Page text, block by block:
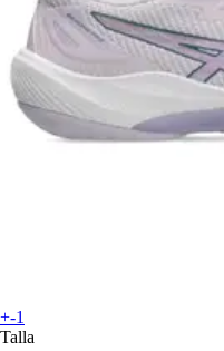
+-1
Talla